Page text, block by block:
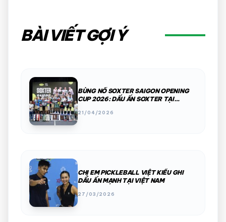
BÀI VIẾT GỢI Ý
BÙNG NỔ SOXTER SAIGON OPENING
CUP 2026: DẤU ẤN SOXTER TẠI
21/04/2026
CHỊ EM PICKLEBALL VIỆT KIỀU GHI
DẤU ẤN MẠNH TẠI VIỆT NAM
27/03/2026